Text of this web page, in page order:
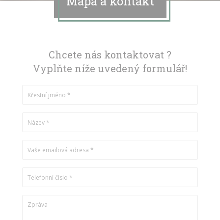
Chcete nás kontaktovat ?
Vyplňte níže uvedený formulář!